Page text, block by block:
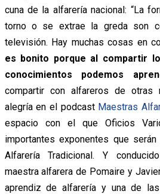
cuna de la alfarería nacional: “La
torno o se extrae la greda son
televisión. Hay muchas cosas en
es bonito porque al compartir
conocimientos podemos
compartir con alfareros de otras
alegría en el podcast Maestras
espacio con el que Oficios
importantes exponentes que
Alfarería Tradicional. Y
maestra alfarera de Pomaire y
aprendiz de alfarería y una de